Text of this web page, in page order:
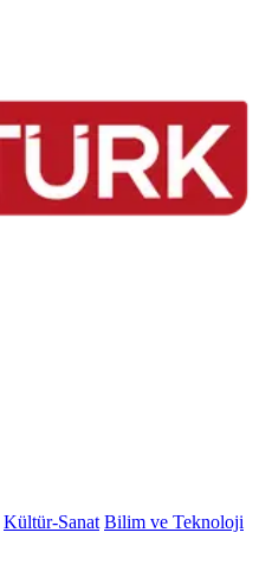
Kültür-Sanat Bilim ve Teknoloji